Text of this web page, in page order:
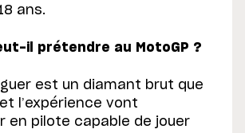
ans.
il prétendre au MotoGP ?
est un diamant brut que
l’expérience vont
en pilote capable de jouer